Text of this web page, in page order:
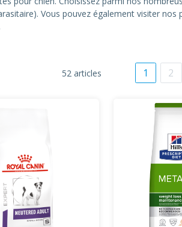
Vous pouvez également visiter nos
52 articles 1 2